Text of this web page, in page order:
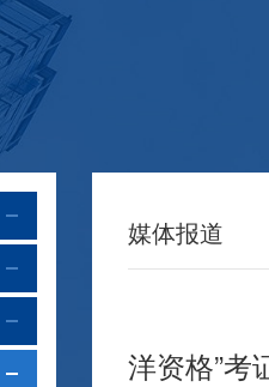
媒体报道
洋资格”考